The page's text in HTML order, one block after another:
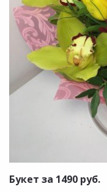
Букет за 1490 руб.